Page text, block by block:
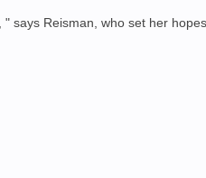
, " says Reisman, who set her